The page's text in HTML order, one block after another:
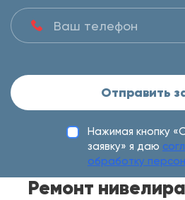
Отправить
Нажимая кнопку
заявку» я даю
обработку
Ремонт